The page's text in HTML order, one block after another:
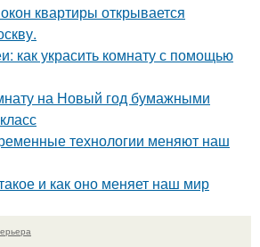
квартиры открывается
как украсить комнату с помощью
на Новый год бумажными
технологии меняют наш
и как оно меняет наш мир